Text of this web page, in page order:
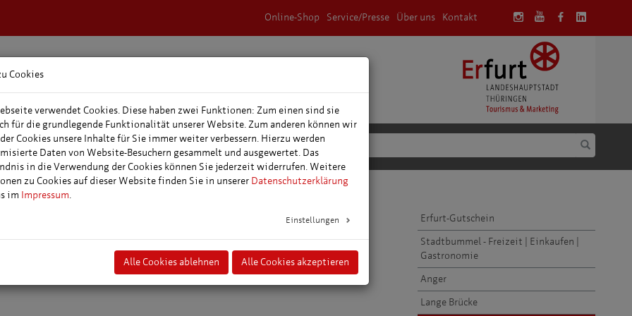
Online-Shop Service/Presse Über uns Kontakt
Deutschlands...
für Kinder und Familien sowie Komödien für Erwachsene.
Erfurt-Gutschein
Stadtbummel - Freizeit | Einkaufen |
Gastronomie
Anger
Lange Brücke
Cookies
verwendet Cookies. Diese haben zwei Funktionen: Zum einen sind sie
für die grundlegende Funktionalität unserer Website. Zum anderen können wir
Cookies unsere Inhalte für Sie immer weiter verbessern. Hierzu werden
Daten von Website-Besuchern gesammelt und ausgewertet. Das
in die Verwendung der Cookies können Sie jederzeit widerrufen. Weitere
zu Cookies auf dieser Website finden Sie in unserer Datenschutzerklärung
im Impressum.
Einstellungen
Alle Cookies ablehnen Alle Cookies akzeptieren